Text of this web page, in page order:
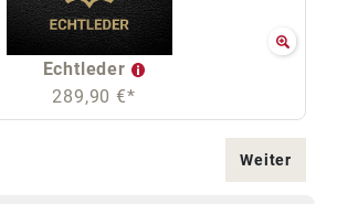
Echtleder
289,90 €*
Weiter